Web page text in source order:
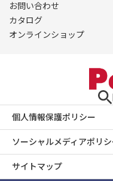
お問い合わせ
カタログ
オンラインショップ
個人情報保護ポリシー
ソーシャルメディアポリ
サイトマップ